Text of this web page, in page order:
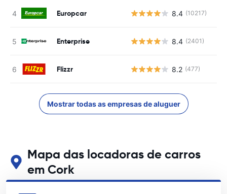
Europcar 8.4 (10217)
Enterprise 8.4 (2401)
Flizzr 8.2 (477)
Mostrar todas as empresas de aluguer
Mapa das locadoras de carros
em Cork
Veja nossos principais locais de aluguel de carros em Cork